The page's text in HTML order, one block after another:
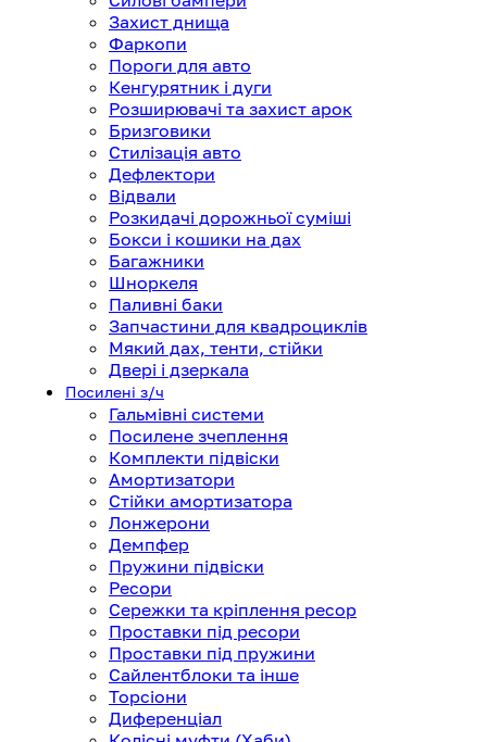
Захист днища
Фаркопи
Пороги для авто
Кенгурятник і дуги
Розширювачі та захист арок
Бризговики
Стилізація авто
Дефлектори
Відвали
Розкидачі дорожньої суміші
Бокси і кошики на дах
Багажники
Шноркеля
Паливні баки
Запчастини для квадроциклів
Мякий дах, тенти, стійки
Двері і дзеркала
Посилені з/ч
Гальмівні системи
Посилене зчеплення
Комплекти підвіски
Амортизатори
Стійки амортизатора
Лонжерони
Демпфер
Пружини підвіски
Ресори
Сережки та кріплення ресор
Проставки під ресори
Проставки під пружини
Сайлентблоки та інше
Торсіони
Диференціал